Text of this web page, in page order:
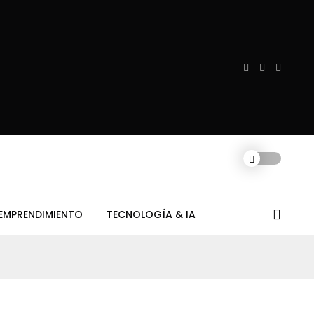
TECNOLOGÍA & IA